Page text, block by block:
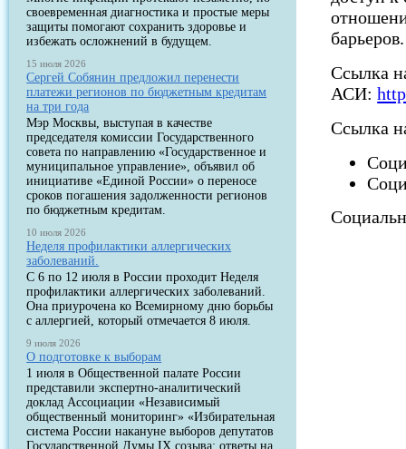
своевременная диагностика и простые меры
защиты помогают сохранить здоровье и
избежать осложнений в будущем.
15 июля 2026
Сергей Собянин предложил перенести
платежи регионов по бюджетным кредитам
на три года
Мэр Москвы, выступая в качестве
председателя комиссии Государственного
совета по направлению «Государственное и
муниципальное управление», объявил об
инициативе «Единой России» о переносе
сроков погашения задолженности регионов
по бюджетным кредитам.
10 июля 2026
Неделя профилактики аллергических
заболеваний.
С 6 по 12 июля в России проходит Неделя
профилактики аллергических заболеваний.
Она приурочена ко Всемирному дню борьбы
с аллергией, который отмечается 8 июля.
9 июля 2026
О подготовке к выборам
1 июля в Общественной палате России
представили экспертно-аналитический
доклад Ассоциации «Независимый
общественный мониторинг» «Избирательная
система России накануне выборов депутатов
Государственной Думы IX созыва: ответы на
барьеров.
Ссылка
АСИ:
Ссылка